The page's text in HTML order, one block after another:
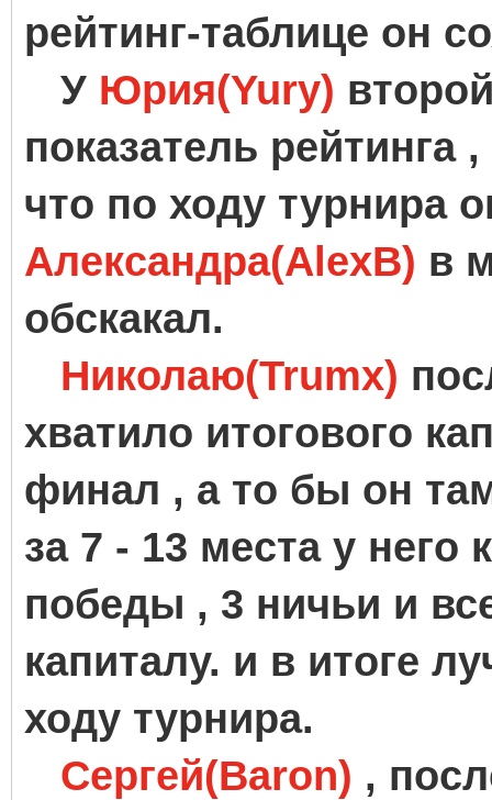
рейтинг-таблице он
У Юрия(Yury)
показатель рейтинга
что по ходу турнира
Александра(AlexB) в
обскакал.
Николаю(Trumx)
хватило итогового
финал , а то бы он
за 7 - 13 места у него
победы , 3 ничьи и
капиталу. и в итоге
ходу турнира.
Сергей(Baron) ,